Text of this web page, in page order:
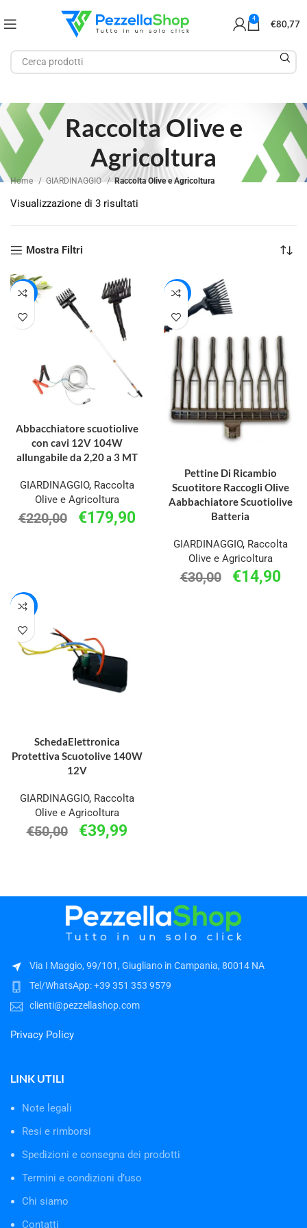
4 €80,77
Raccolta Olive e
Agricoltura
Home GIARDINAGGIO Raccolta Olive e Agricoltura
Visualizzazione di 3 risultati
Mostra Filtri
-18%
Abbacchiatore scuotiolive
con cavi 12V 104W
allungabile da 2,20 a 3 MT
GIARDINAGGIO, Raccolta
Olive e Agricoltura
€220,00 €179,90
-50%
Pettine Di Ricambio
Scuotitore Raccogli Olive
Aabbachiatore Scuotiolive
Batteria
GIARDINAGGIO, Raccolta
Olive e Agricoltura
€30,00 €14,90
-20%
SchedaElettronica
Protettiva Scuotolive 140W
12V
GIARDINAGGIO, Raccolta
Olive e Agricoltura
€50,00 €39,99
Via I Maggio, 99/101, Giugliano in Campania, 80014 NA
Tel/WhatsApp: +39 351 353 9579
clienti@pezzellashop.com
Privacy Policy
LINK UTILI
Note legali
Resi e rimborsi
Spedizioni e consegna dei prodotti
Termini e condizioni d’uso
Chi siamo
Contatti